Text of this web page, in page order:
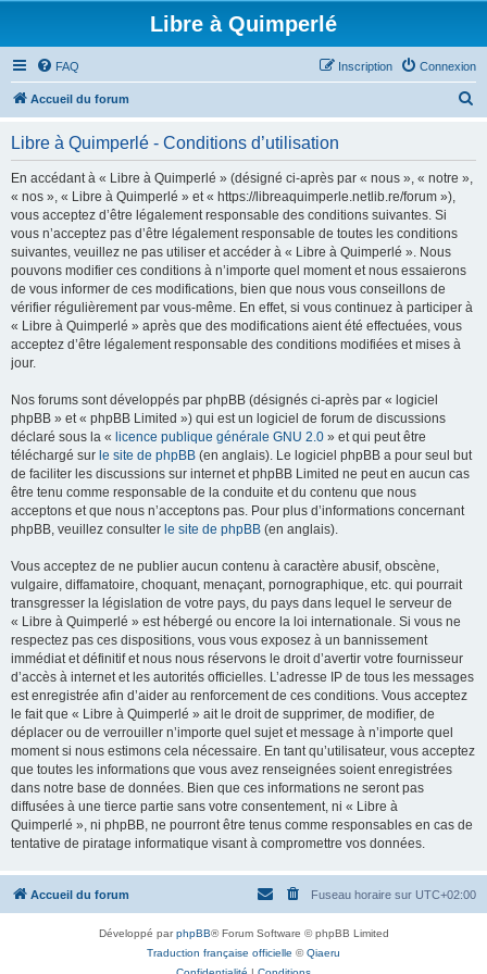
Libre à Quimperlé
FAQ Connexion
Inscription
Accueil du forum
Libre à Quimperlé - Conditions d’utilisation
En accédant à « Libre à Quimperlé » (désigné ci-après par « nous », « notre »,
« nos », « Libre à Quimperlé » et « https://libreaquimperle.netlib.re/forum »),
vous acceptez d’être légalement responsable des conditions suivantes. Si
vous n’acceptez pas d’être légalement responsable de toutes les conditions
suivantes, veuillez ne pas utiliser et accéder à « Libre à Quimperlé ». Nous
pouvons modifier ces conditions à n’importe quel moment et nous essaierons
de vous informer de ces modifications, bien que nous vous conseillons de
vérifier régulièrement par vous-même. En effet, si vous continuez à participer à
« Libre à Quimperlé » après que des modifications aient été effectuées, vous
acceptez d’être légalement responsable des conditions modifiées et mises à
jour.
Nos forums sont développés par phpBB (désignés ci-après par « logiciel
phpBB » et « phpBB Limited ») qui est un logiciel de forum de discussions
déclaré sous la « licence publique générale GNU 2.0 » et qui peut être
téléchargé sur le site de phpBB (en anglais). Le logiciel phpBB a pour seul but
de faciliter les discussions sur internet et phpBB Limited ne peut en aucun cas
être tenu comme responsable de la conduite et du contenu que nous
acceptons et que nous n’acceptons pas. Pour plus d’informations concernant
phpBB, veuillez consulter le site de phpBB (en anglais).
Vous acceptez de ne publier aucun contenu à caractère abusif, obscène,
vulgaire, diffamatoire, choquant, menaçant, pornographique, etc. qui pourrait
transgresser la législation de votre pays, du pays dans lequel le serveur de
« Libre à Quimperlé » est hébergé ou encore la loi internationale. Si vous ne
respectez pas ces dispositions, vous vous exposez à un bannissement
immédiat et définitif et nous nous réservons le droit d’avertir votre fournisseur
d’accès à internet et les autorités officielles. L’adresse IP de tous les messages
est enregistrée afin d’aider au renforcement de ces conditions. Vous acceptez
le fait que « Libre à Quimperlé » ait le droit de supprimer, de modifier, de
déplacer ou de verrouiller n’importe quel sujet et message à n’importe quel
moment si nous estimons cela nécessaire. En tant qu’utilisateur, vous acceptez
que toutes les informations que vous avez renseignées soient enregistrées
dans notre base de données. Bien que ces informations ne seront pas
diffusées à une tierce partie sans votre consentement, ni « Libre à
Quimperlé », ni phpBB, ne pourront être tenus comme responsables en cas de
tentative de piratage informatique visant à compromettre vos données.
Accueil du forum Fuseau horaire sur UTC+02:00
Développé parphpBB® Forum Software © phpBB Limited
Traduction française officielle ©Qiaeru